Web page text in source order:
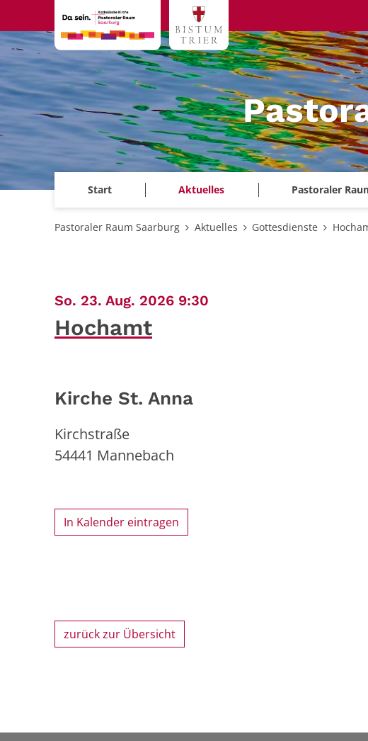
Zum Inhalt springen
Start Aktuelles Pastoraler
Pastoraler Raum Saarburg Aktuelles Gottesdienste
So. 23. Aug. 2026 9:30
Hochamt
Kirche St. Anna
Kirchstraße
54441 Mannebach
In Kalender eintragen
zurück zur Übersicht